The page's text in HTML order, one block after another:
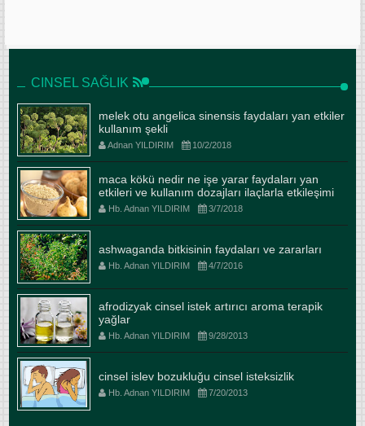
CINSEL SAĞLIK
melek otu angelica sinensis faydaları yan etkiler
kullanım şekli
Adnan YILDIRIM 10/2/2018
maca kökü nedir ne işe yarar faydaları yan
etkileri ve kullanım dozajları ilaçlarla etkileşimi
Hb. Adnan YILDIRIM 3/7/2018
ashwaganda bitkisinin faydaları ve zararları
Hb. Adnan YILDIRIM 4/7/2016
afrodizyak cinsel istek artırıcı aroma terapik
yağlar
Hb. Adnan YILDIRIM 9/28/2013
cinsel islev bozukluğu cinsel isteksizlik
Hb. Adnan YILDIRIM 7/20/2013